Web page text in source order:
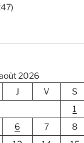
2026
J V S
1
6 7 8